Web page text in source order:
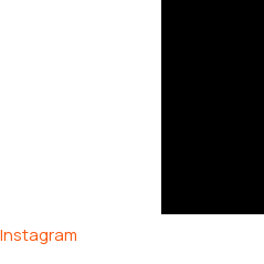
Instagram